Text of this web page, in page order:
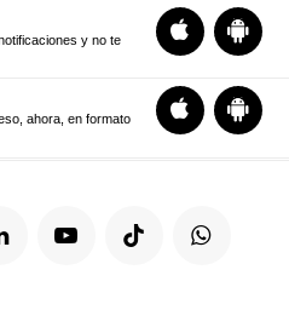
y no te
ahora, en formato